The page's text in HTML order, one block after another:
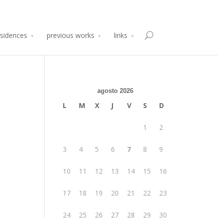
previous works links
agosto 2026
L M X J V S D
1 2
3 4 5 6 7 8 9
10 11 12 13 14 15 16
17 18 19 20 21 22 23
24 25 26 27 28 29 30